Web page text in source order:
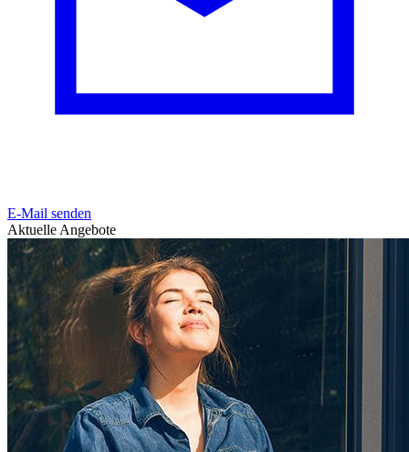
E-Mail senden
Aktuelle Angebote